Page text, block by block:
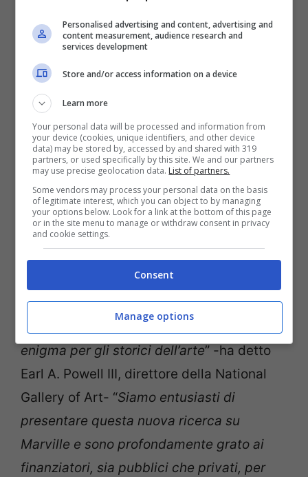
sconvolte dal troppo rapido cambiamento.
Anche se la sua raccolta fotografica di
Parigi sull’orlo della modernità è
considerata tra le più complete mai
realizzate, Marville è rimasto a lungo un
enigma per gli storici dell’arte” -ha detto
Earl A. Powell III, direttore della National
Gallery of Art- “Siamo entusiasti di
presentare questa nuova ricerca su
Marville e sono profondamente grato ai
finanziatori, sia pubblici che privati, per
Personalised advertising and content, advertising and
content measurement, audience research and
services development
Store and/or access information on a device
Learn more
Your personal data will be processed and information from
your device (cookies, unique identifiers, and other device
data) may be stored by, accessed by and shared with 319
partners, or used specifically by this site. We and our partners
may use precise geolocation data. List of partners.
Some vendors may process your personal data on the basis
of legitimate interest, which you can object to by managing
your options below. Look for a link at the bottom of this page
or in the site menu to manage or withdraw consent in privacy
and cookie settings.
Consent
Manage options